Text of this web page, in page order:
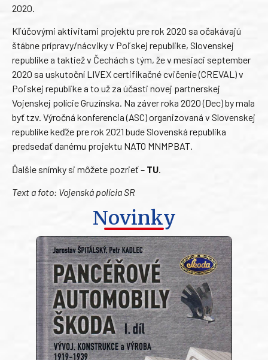
2020.
Kľúčovými aktivitami projektu pre rok 2020 sa očakávajú
štábne prípravy/nácviky v Poľskej republike, Slovenskej
republike a taktiež v Čechách s tým, že v mesiaci september
2020 sa uskutoční LIVEX certifikačné cvičenie (CREVAL) v
Poľskej republike a to už za účasti novej partnerskej
Vojenskej polície Gruzínska. Na záver roka 2020 (Dec) by mala
byť tzv. Výročná konferencia (ASC) organizovaná v Slovenskej
republike keďže pre rok 2021 bude Slovenská republika
predsedať danému projektu NATO MNMPBAT.
Ďalšie snímky si môžete pozrieť – TU
Text a foto: Vojenská polícia SR
Novinky